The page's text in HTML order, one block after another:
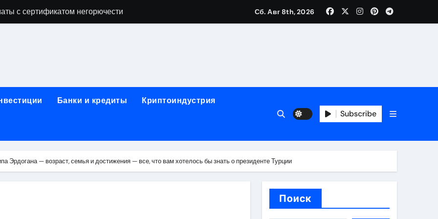
с сертификатом негорючести
и направляющих для конвейерных лент
лотков для хранения электронных компонентов
этапы строительства, проверка застройщика и сценарии оформления сделки
информация о сельскохозяйственных предприятиях
Сб. Авг 8th, 2026
Банки и кредиты Криптоиндустрия
Subscribe
Эрдогана — возраст, семья и достижения — все, что вам хотелось бы знать о президенте Турции
Поиск